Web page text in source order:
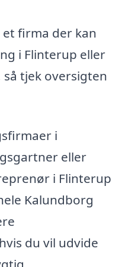
firma der kan
i Flinterup eller
tjek oversigten
i
eller
i Flinterup
Kalundborg
du vil udvide